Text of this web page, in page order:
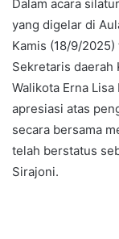
Dalam acara
yang digelar di
Kamis (18/9/
Sekretaris daerah
Walikota Erna
apresiasi atas
secara bersama
telah berstatus
Sirajoni.